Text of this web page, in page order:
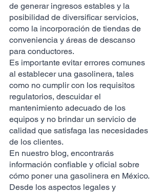
de generar ingresos estables y la
posibilidad de diversificar servicios,
como la incorporación de tiendas de
conveniencia y áreas de descanso
para conductores.
Es importante evitar errores comunes
al establecer una gasolinera, tales
como no cumplir con los requisitos
regulatorios, descuidar el
mantenimiento adecuado de los
equipos y no brindar un servicio de
calidad que satisfaga las necesidades
de los clientes.
En nuestro blog, encontrarás
información confiable y oficial sobre
cómo poner una gasolinera en México.
Desde los aspectos legales y